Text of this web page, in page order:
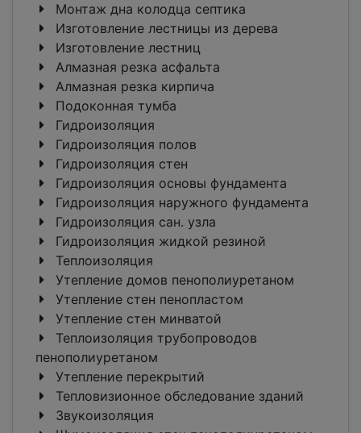
Монтаж дна колодца септика
Изготовление лестницы из дерева
Изготовление лестниц
Алмазная резка асфальта
Алмазная резка кирпича
Подоконная тумба
Гидроизоляция
Гидроизоляция полов
Гидроизоляция стен
Гидроизоляция основы фундамента
Гидроизоляция наружного фундамента
Гидроизоляция сан. узла
Гидроизоляция жидкой резиной
Теплоизоляция
Утепление домов пенополиуретаном
Утепление стен пенопластом
Утепление стен минватой
Теплоизоляция трубопроводов
пенополиуретаном
Утепление перекрытий
Тепловизионное обследование зданий
Звукоизоляция